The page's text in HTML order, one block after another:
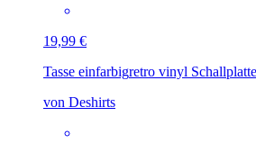
19,99 €
Tasse einfarbigretro vinyl
von Deshirts